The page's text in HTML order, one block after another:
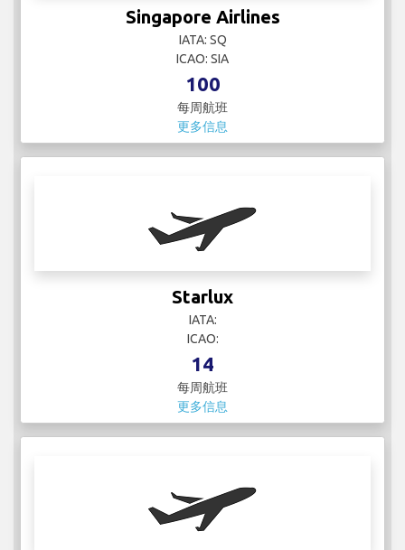
Singapore Airlines
IATA: SQ
ICAO: SIA
100
每周航班
更多信息
Starlux
IATA:
ICAO:
14
每周航班
更多信息